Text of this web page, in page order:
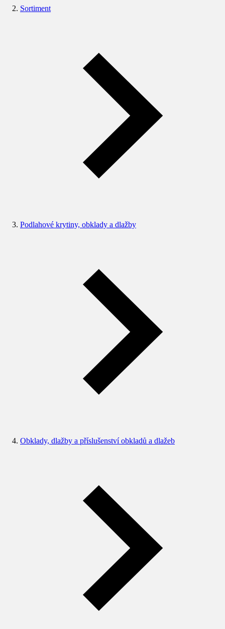
Sortiment
Podlahové krytiny, obklady a dlažby
Obklady, dlažby a příslušenství obkladů a dlažeb